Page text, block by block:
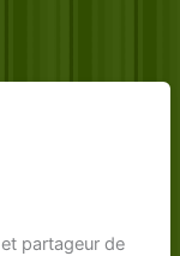
et partageur de